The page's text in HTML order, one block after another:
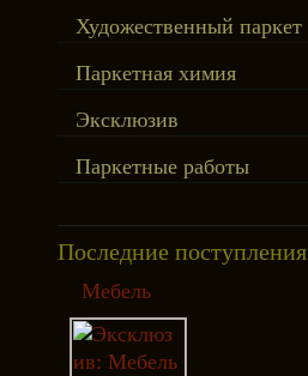
Художественный паркет
Паркетная химия
Эксклюзив
Паркетные работы
Последние поступления
Мебель